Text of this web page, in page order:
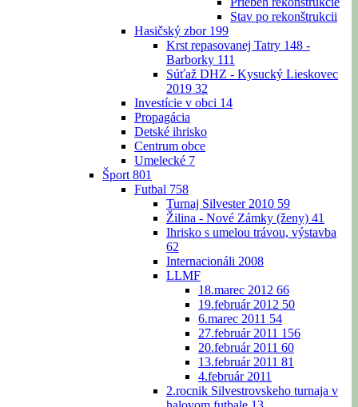
Stav po rekonštrukcii
Hasičský zbor 199
Krst repasovanej Tatry 148 -
Barborky 111
Súťaž DHZ - Kysucký Lieskovec
2019 32
Investície v obci 14
Propagácia
Detské ihrisko
Centrum obce
Umelecké 7
Šport 801
Futbal 758
Turnaj Silvester 2010 59
Žilina - Nové Zámky (ženy) 41
Ihrisko s umelou trávou, výstavba
62
Internacionáli 2008
LLMF
18.marec 2012 66
19.február 2012 50
6.marec 2011 54
27.február 2011 156
20.február 2011 60
13.február 2011 81
4.február 2011
2.rocnik Silvestrovskeho turnaja v